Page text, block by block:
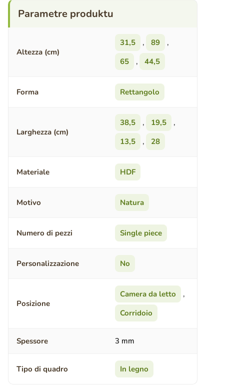
Altezza (cm)
31,5 , 89
,
65
, 44,5
Forma Rettangolo
Larghezza (cm)
38,5 , 19,5
,
13,5
, 28
Materiale HDF
Motivo Natura
Numero di pezzi Single piece
Personalizzazione No
Posizione
Camera da letto
,
Corridoio
Spessore 3 mm
Tipo di quadro In legno